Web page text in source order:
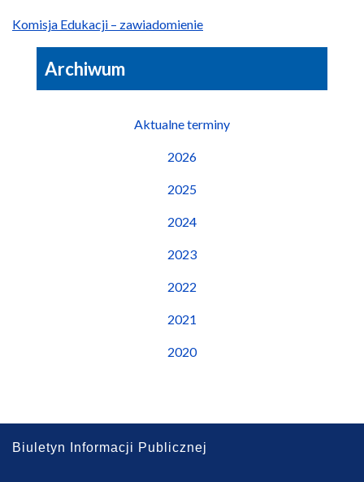
Komisja Edukacji – zawiadomienie
Archiwum
Aktualne terminy
2026
2025
2024
2023
2022
2021
2020
Biuletyn Informacji Publicznej